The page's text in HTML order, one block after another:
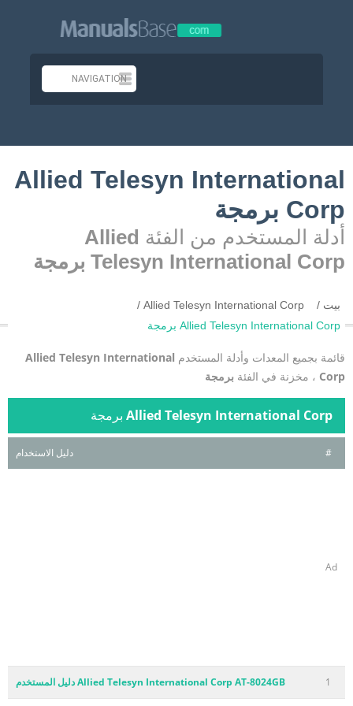
Allied Telesyn International
Corp برمجة
أدلة المستخدم من الفئة Allied
Telesyn International Corp برمجة
بيت
Allied Telesyn International Corp
Allied Telesyn International Corp برمجة
قائمة بجميع المعدات وأدلة المستخدم Allied Telesyn International
Corp ، مخزنة في الفئة برمجة
Allied Telesyn International Corp برمجة
# دليل الاستخدام
Ad
1 Allied Telesyn International Corp AT-8024GB دليل المستخدم